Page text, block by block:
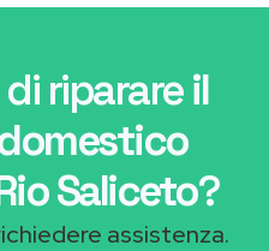
riparareil
Saliceto?
assistenza.